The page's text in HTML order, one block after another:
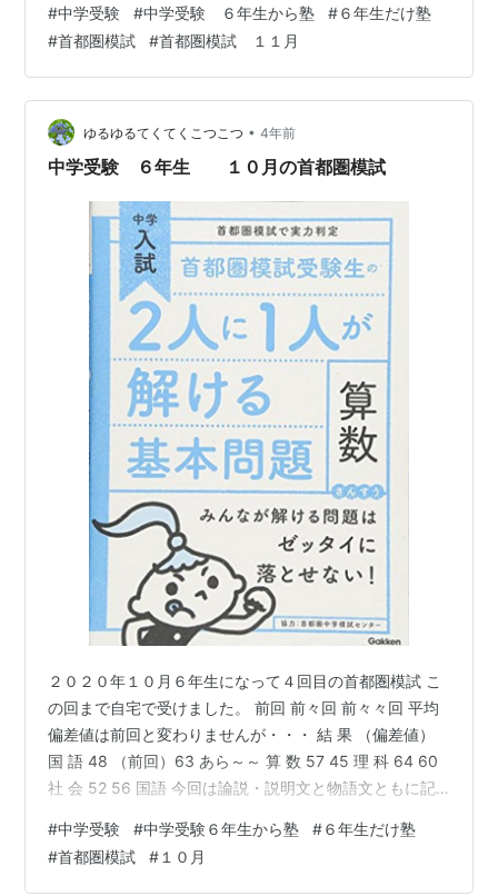
ってしまったわけですけど。 結果を見て瞬間的に！！思
ったこと ・それにしてもこんな点数でチャレンジ校どこ
ろじゃないんじゃないのかな～。・今回、何となく第一
志望かな、という学校が合格可能性７０%切った。は
あ。・息子が行くの先生と話していて興味を持った『と
ある大学付属』を志望校欄 に初めて書い…
#中学受験 #中学受験 ６年生から塾 #６年生だけ塾
#首都圏模試 #首都圏模試 １１月
ゆるゆるてくてくこつこつ • 4年前
中学受験 ６年生 １０月の首都圏模試
２０２０年１０月６年生になって４回目の首都圏模試 こ
の回まで自宅で受けました。 前回 前々回 前々々回 平均
偏差値は前回と変わりませんが・・・ 結 果 （偏差値）
国 語 48 （前回）63 あら～～ 算 数 57 45 理 科 64 60
社 会 52 56 国語 今回は論説・説明文と物語文ともに記
長文の答えを書く集中力が全然無かったんだ と思いま
す。（もちろん実力も無いんだけれども！）『言葉の知
#中学受験 #中学受験６年生から塾 #６年生だけ塾
#首都圏模試 # １０月